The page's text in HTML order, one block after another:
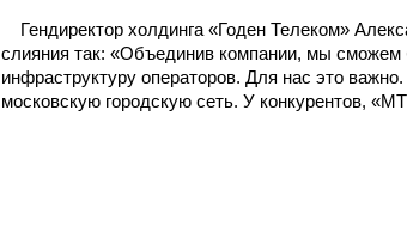
Гендиректор холдинга «Годен Телеком»
слияния так: «Объединив компании, мы сможем
инфраструктуру операторов. Для нас это
московскую городскую сеть. У конкурентов,